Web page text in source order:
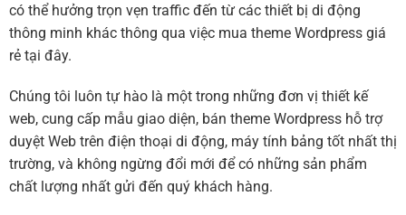
có thể hưởng trọn vẹn traffic đến từ các thiết bị di động
thông minh khác thông qua việc mua theme Wordpress giá
rẻ tại đây.
Chúng tôi luôn tự hào là một trong những đơn vị thiết kế
web, cung cấp mẫu giao diện, bán theme Wordpress hỗ trợ
duyệt Web trên điện thoại di động, máy tính bảng tốt nhất thị
trường, và không ngừng đổi mới để có những sản phẩm
chất lượng nhất gửi đến quý khách hàng.